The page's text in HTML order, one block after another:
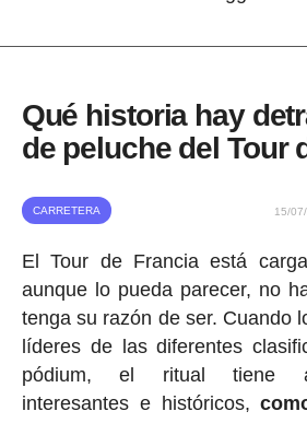
Qué historia hay
de peluche del Tour
CARRETERA 15/
El Tour de Francia está
aunque lo pueda parecer, no
tenga su razón de ser. Cuando
líderes de las diferentes
pódium, el ritual tiene
interesantes e históricos,